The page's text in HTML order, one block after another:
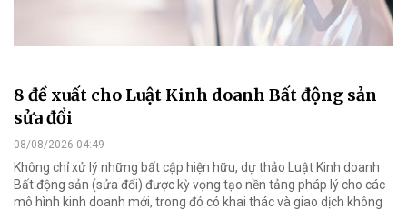
8 đề xuất cho Luật Kinh doanh Bất động sản
sửa đổi
08/08/2026 04:49
Không chỉ xử lý những bất cập hiện hữu, dự thảo Luật Kinh doanh
Bất động sản (sửa đổi) được kỳ vọng tạo nền tảng pháp lý cho các
mô hình kinh doanh mới, trong đó có khai thác và giao dịch không